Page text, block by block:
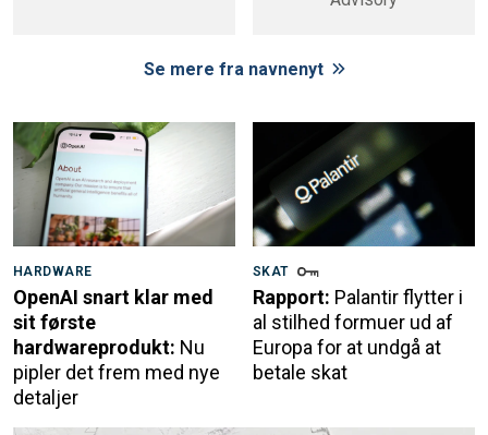
Se mere fra navnenyt
HARDWARE
OpenAI snart klar med
sit første
hardwareprodukt: Nu
pipler det frem med nye
detaljer
SKAT
Rapport: Palantir flytter i
al stilhed formuer ud af
Europa for at undgå at
betale skat